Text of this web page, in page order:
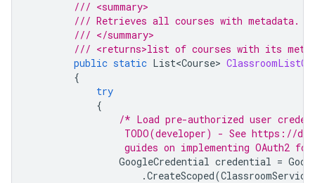
/// <summary>
/// Retrieves all courses with metadata.
/// </summary>
/// <returns>list of courses with its
public static List<Course>
{
try
{
/* Load pre-authorized user
TODO(developer) - See https://
guides on implementing OAuth2
GoogleCredential credential =
.CreateScoped(ClassroomService